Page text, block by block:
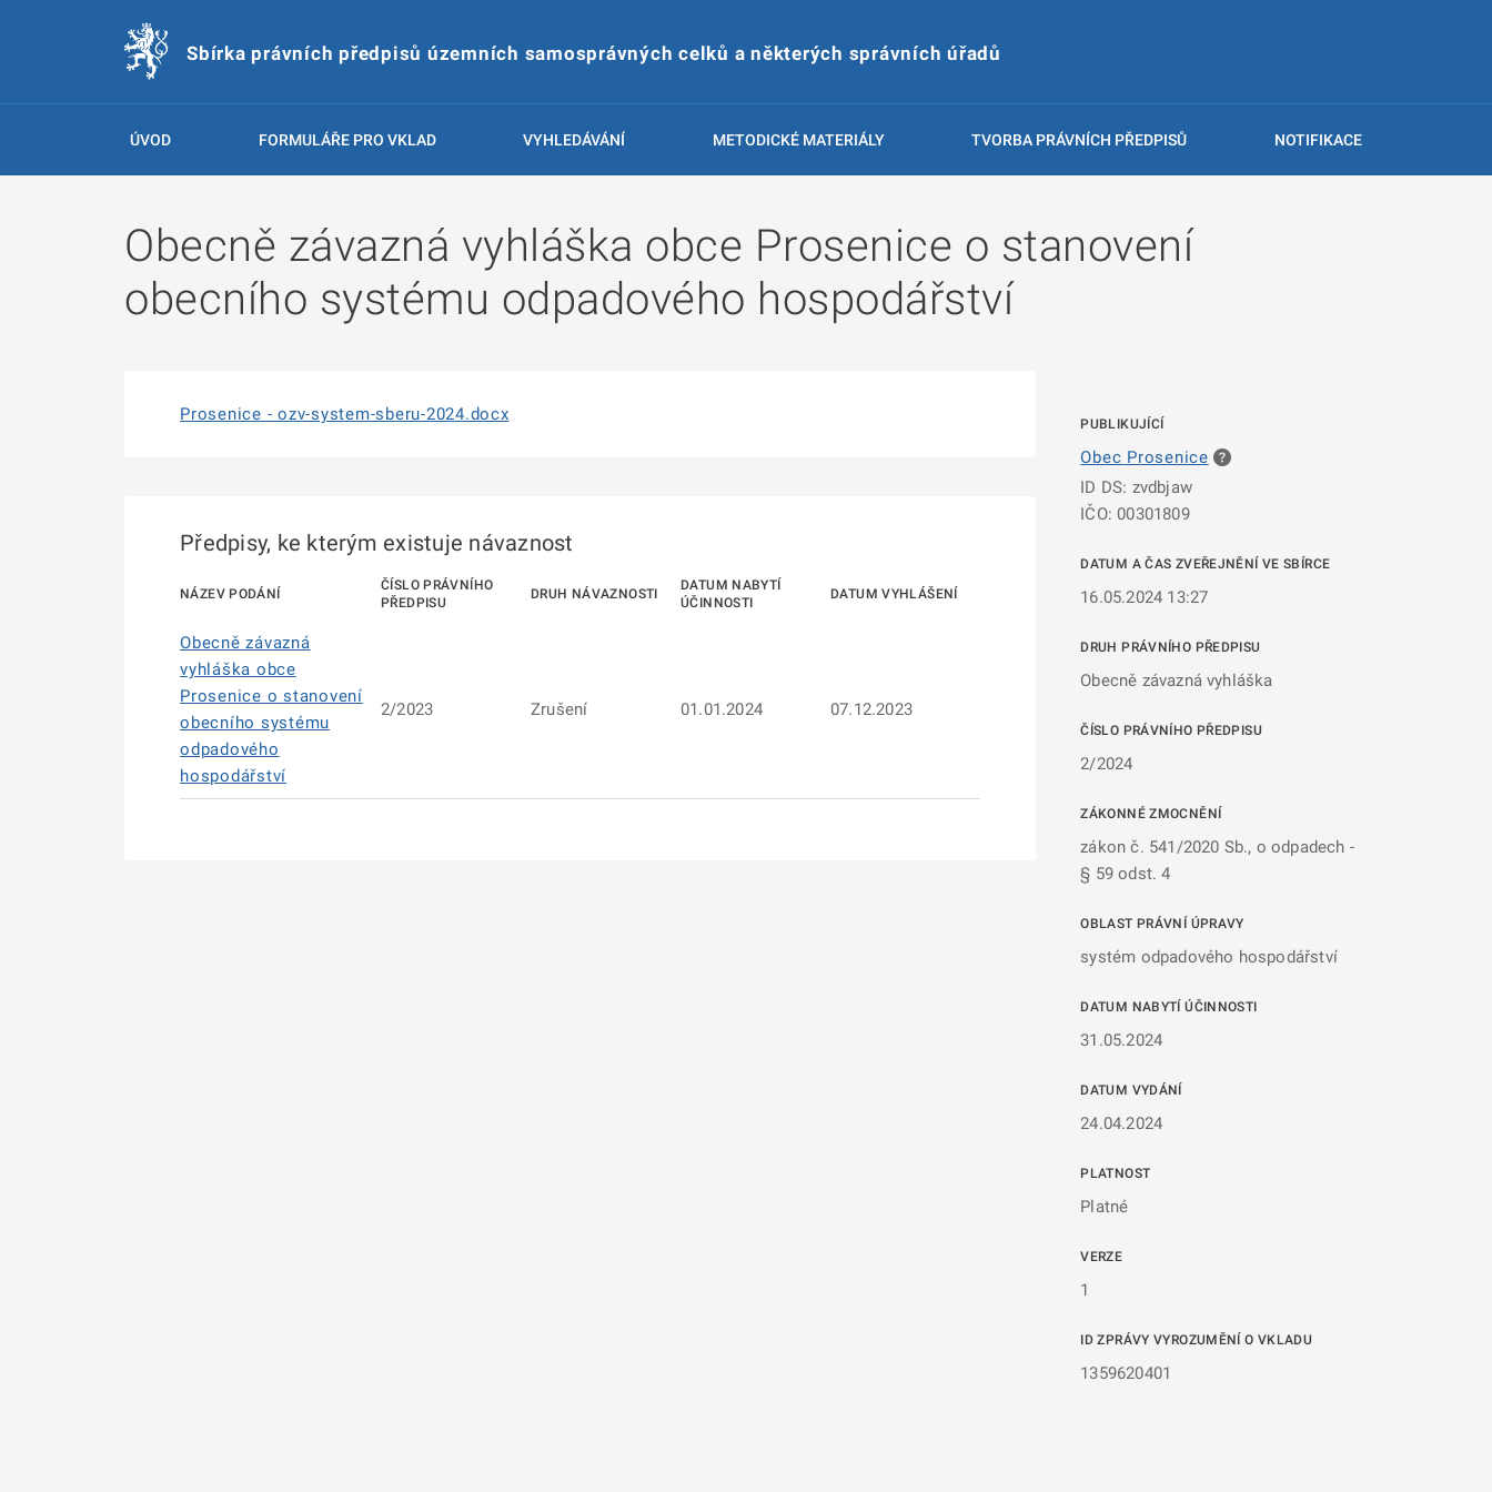
Sbírka právních předpisů územních samosprávných celků a některých správních úřadů
ÚVOD FORMULÁŘE PRO VKLAD VYHLEDÁVÁNÍ METODICKÉ MATERIÁLY TVORBA PRÁVNÍCH PŘEDPISŮ NOTIFIKACE
Obecně závazná vyhláška obce Prosenice o stanovení
obecního systému odpadového hospodářství
PUBLIKUJÍCÍ
Obec Prosenice
ID DS: zvdbjaw
IČO: 00301809
DATUM A ČAS ZVEŘEJNĚNÍ VE SBÍRCE
16.05.2024 13:27
DRUH PRÁVNÍHO PŘEDPISU
Obecně závazná vyhláška
ČÍSLO PRÁVNÍHO PŘEDPISU
2/2024
ZÁKONNÉ ZMOCNĚNÍ
zákon č. 541/2020 Sb., o odpadech -
§ 59 odst. 4
OBLAST PRÁVNÍ ÚPRAVY
systém odpadového hospodářství
DATUM NABYTÍ ÚČINNOSTI
31.05.2024
DATUM VYDÁNÍ
24.04.2024
PLATNOST
Platné
VERZE
1
ID ZPRÁVY VYROZUMĚNÍ O VKLADU
1359620401
Prosenice - ozv-system-sberu-2024.docx
Předpisy, ke kterým existuje návaznost
NÁZEV PODÁNÍ
ČÍSLO PRÁVNÍHO
PŘEDPISU
DRUH NÁVAZNOSTI
DATUM NABYTÍ
ÚČINNOSTI
DATUM VYHLÁŠENÍ
Obecně závazná
vyhláška obce
Prosenice o stanovení
obecního systému
odpadového
hospodářství
2/2023 Zrušení 01.01.2024 07.12.2023